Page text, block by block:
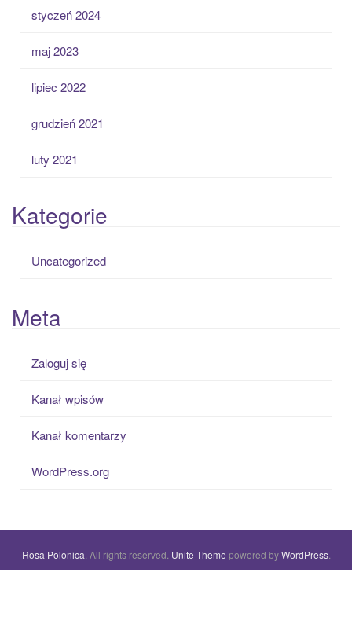
styczeń 2024
maj 2023
lipiec 2022
grudzień 2021
luty 2021
Kategorie
Uncategorized
Meta
Zaloguj się
Kanał wpisów
Kanał komentarzy
WordPress.org
Rosa Polonica . All rights reserved. Unite Theme powered byWordPress.